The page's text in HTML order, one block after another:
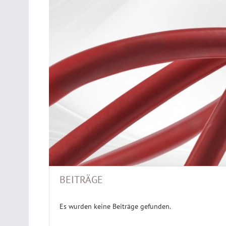
BEITRÄGE
Es wurden keine Beiträge gefunden.